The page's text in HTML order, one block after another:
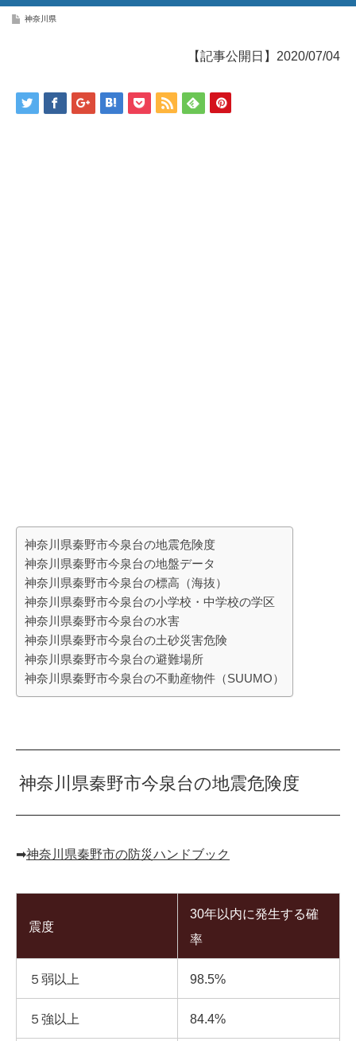
神奈川県
【記事公開日】2020/07/04
神奈川県秦野市今泉台の地震危険度
神奈川県秦野市今泉台の地盤データ
神奈川県秦野市今泉台の標高（海抜）
神奈川県秦野市今泉台の小学校・中学校の学区
神奈川県秦野市今泉台の水害
神奈川県秦野市今泉台の土砂災害危険
神奈川県秦野市今泉台の避難場所
神奈川県秦野市今泉台の不動産物件（SUUMO）
神奈川県秦野市今泉台の地震危険度
➡︎神奈川県秦野市の防災ハンドブック
震度
30年以内に発生する確
率
５弱以上 98.5%
５強以上 84.4%